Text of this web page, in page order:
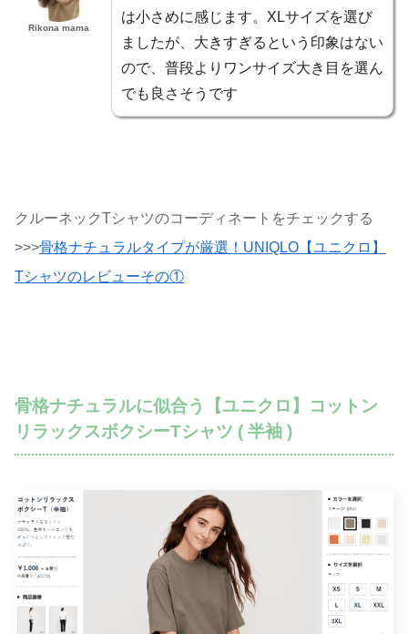
Rikona mama
は小さめに感じます。XLサイズを選び
ましたが、大きすぎるという印象はない
ので、普段よりワンサイズ大き目を選ん
でも良さそうです
クルーネックTシャツのコーディネートをチェックする
>>>骨格ナチュラルタイプが厳選！UNIQLO【ユニクロ】
Tシャツのレビューその①
骨格ナチュラルに似合う【ユニクロ】コットン
リラックスボクシーTシャツ ( 半袖 )